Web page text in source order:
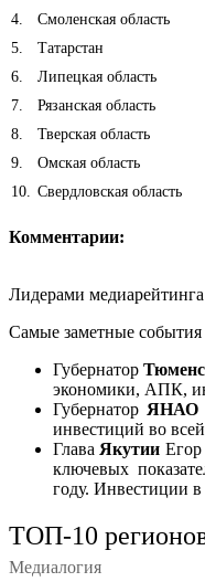
4
Смоленская область
5
Татарстан
6
Липецкая область
7
Рязанская область
8
Тверская область
9
Омская область
10
Свердловская область
Комментарии:
Лидерами медиарейтинга
Самые заметные события
Губернатор
экономики, АПК,
Губернатор ЯНАО
инвестиций во
Глава Якутии Егор
ключевых
году. Инвестиции в
ТОП-10
Медиалогия